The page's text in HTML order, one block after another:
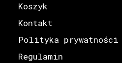
Koszyk
Kontakt
Polityka prywatności
Regulamin